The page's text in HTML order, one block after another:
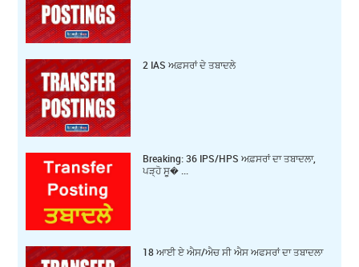
2 IAS ਅਫ਼ਸਰਾਂ ਦੇ ਤਬਾਦਲੇ
Breaking: 36 IPS/HPS ਅਫ਼ਸਰਾਂ ਦਾ ਤਬਾਦਲਾ,
ਪੜ੍ਹੋ ਸੂ� ...
18 ਆਈ ਏ ਐਸ/ਐਚ ਸੀ ਐਸ ਅਫਸਰਾਂ ਦਾ ਤਬਾਦਲਾ